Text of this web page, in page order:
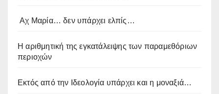
Αχ Μαρία… δεν υπάρχει ελπίς…
Η αριθμητική της εγκατάλειψης των παραμεθόριων
περιοχών
Εκτός από την Ιδεολογία υπάρχει και η μοναξιά…